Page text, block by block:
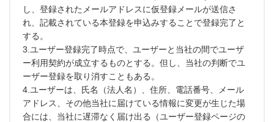
し、登録されたメールアドレスに仮登録メールが送信さ
れ、記載されている本登録を申込みすることで登録完了と
する。
3.ユーザー登録完了時点で、ユーザーと当社の間でユーザ
ー利用契約が成立するものとする。但し、当社の判断でユ
ーザー登録を取り消すこともある。
4.ユーザーは、氏名（法人名）、住所、電話番号、メール
アドレス、その他当社に届けている情報に変更が生じた場
合には、当社に遅滞なく届け出る（ユーザー登録ページの